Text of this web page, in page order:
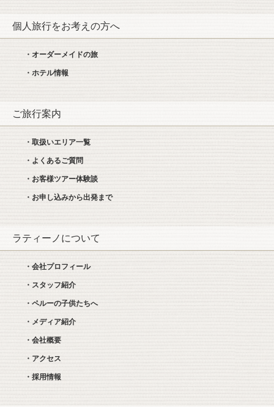
個人旅行をお考えの方へ
・オーダーメイドの旅
・ホテル情報
ご旅行案内
・取扱いエリア一覧
・よくあるご質問
・お客様ツアー体験談
・お申し込みから出発まで
ラティーノについて
・会社プロフィール
・スタッフ紹介
・ペルーの子供たちへ
・メディア紹介
・会社概要
・アクセス
・採用情報